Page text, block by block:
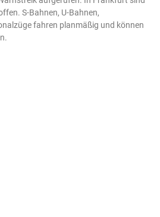
S-Bahnen, U-Bahnen,
fahren planmäßig und können